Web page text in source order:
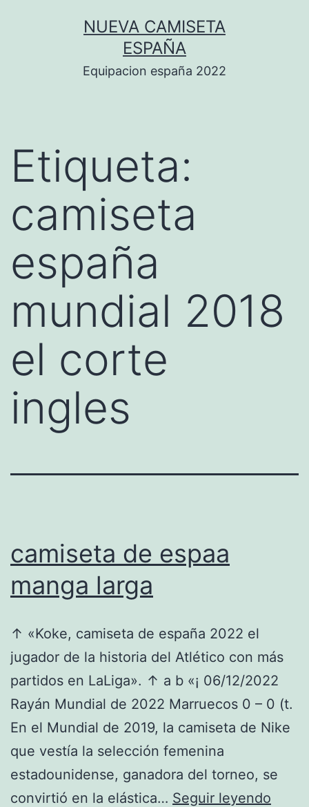
NUEVA CAMISETA
ESPAÑA
Equipacion españa 2022
Etiqueta:
camiseta
españa
mundial 2018
el corte
ingles
camiseta de espaa
manga larga
↑ «Koke, camiseta de españa 2022 el
jugador de la historia del Atlético con más
partidos en LaLiga». ↑ a b «¡ 06/12/2022
Rayán Mundial de 2022 Marruecos 0 – 0 (t.
En el Mundial de 2019, la camiseta de Nike
que vestía la selección femenina
estadounidense, ganadora del torneo, se
convirtió en la elástica… Seguir leyendo